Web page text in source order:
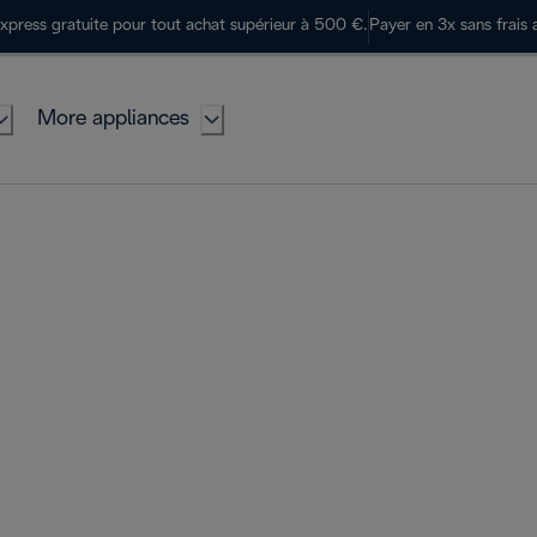
gratuite pour tout achat supérieur à 500 €. Payer en 3x sans frais
More appliances